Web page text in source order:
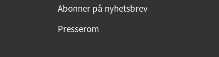
Abonner på nyhetsbrev
Presserom